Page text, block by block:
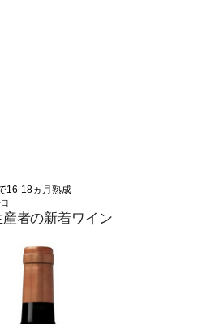
16-18ヵ月熟成
産者の新着ワイン